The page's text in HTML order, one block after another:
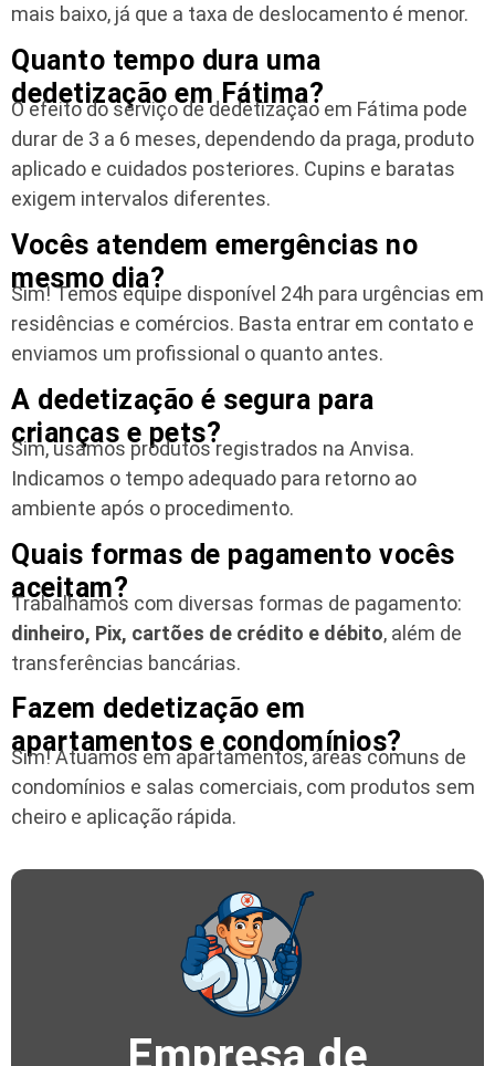
mais baixo, já que a taxa de deslocamento é menor.
Quanto tempo dura uma
dedetização em Fátima?
O efeito do serviço de dedetização em Fátima pode
durar de 3 a 6 meses, dependendo da praga, produto
aplicado e cuidados posteriores. Cupins e baratas
exigem intervalos diferentes.
Vocês atendem emergências no
mesmo dia?
Sim! Temos equipe disponível 24h para urgências em
residências e comércios. Basta entrar em contato e
enviamos um profissional o quanto antes.
A dedetização é segura para
crianças e pets?
Sim, usamos produtos registrados na Anvisa.
Indicamos o tempo adequado para retorno ao
ambiente após o procedimento.
Quais formas de pagamento vocês
aceitam?
Trabalhamos com diversas formas de pagamento:
dinheiro, Pix, cartões de crédito e débito, além de
transferências bancárias.
Fazem dedetização em
apartamentos e condomínios?
Sim! Atuamos em apartamentos, áreas comuns de
condomínios e salas comerciais, com produtos sem
cheiro e aplicação rápida.